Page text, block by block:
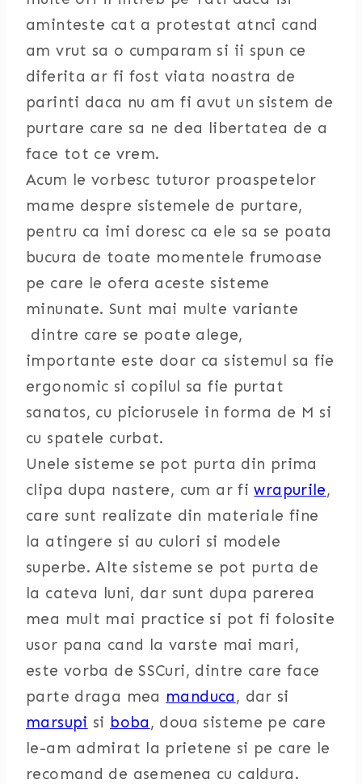
aminteste cat a protestat atnci cand
am vrut sa o cumparam si ii spun ce
diferita ar fi fost viata noastra de
parinti daca nu am fi avut un sistem de
purtare care sa ne dea libertatea de a
face tot ce vrem.
Acum le vorbesc tuturor proaspetelor
mame despre sistemele de purtare,
pentru ca imi doresc ca ele sa se poata
bucura de toate momentele frumoase
pe care le ofera aceste sisteme
minunate. Sunt mai multe variante
dintre care se poate alege,
importante este doar ca sistemul sa fie
ergonomic si copilul sa fie purtat
sanatos, cu piciorusele in forma de M si
cu spatele curbat.
Unele sisteme se pot purta din prima
clipa dupa nastere, cum ar fiwrapurile,
care sunt realizate din materiale fine
la atingere si au culori si modele
superbe. Alte sisteme se pot purta de
la cateva luni, dar sunt dupa parerea
mea mult mai practice si pot fi folosite
usor pana cand la varste mai mari,
este vorba de SSCuri, dintre care face
parte draga mea manduca, dar si
marsupi si boba, doua sisteme pe care
le-am admirat la prietene si pe care le
recomand de asemenea cu caldura.